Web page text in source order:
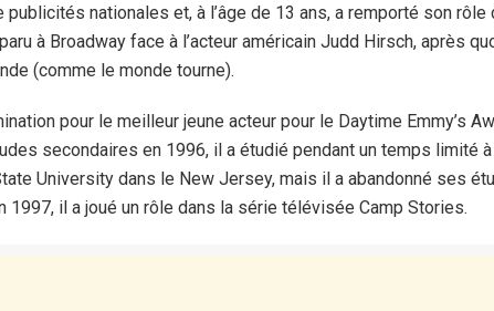
publicités nationales et, à l’âge de 13 ans, a remporté son
à Broadway face à l’acteur américain Judd Hirsch, après
(comme le monde tourne).
pour le meilleur jeune acteur pour le Daytime Emmy’s
secondaires en 1996, il a étudié pendant un temps limité
University dans le New Jersey, mais il a abandonné ses
1997, il a joué un rôle dans la série télévisée Camp Stories.